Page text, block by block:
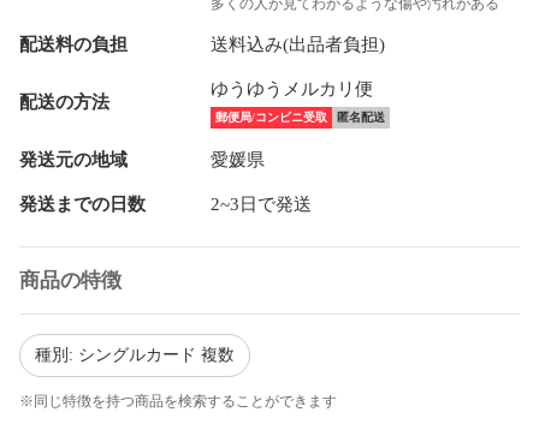
配送料の負担 送料込み(出品者負担)
配送の方法
ゆうゆうメルカリ便
郵便局/コンビニ受取 匿名配送
発送元の地域 愛媛県
発送までの日数 2~3日で発送
商品の特徴
種別: シングルカード 複数
※同じ特徴を持つ商品を検索することができます